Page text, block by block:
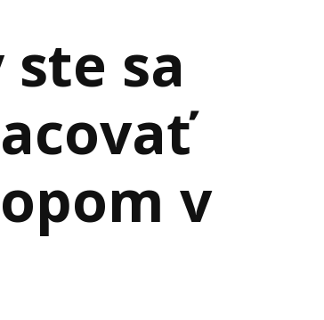
sa
v